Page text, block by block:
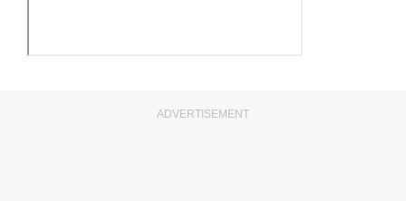
ADVERTISEMENT